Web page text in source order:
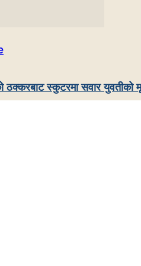
ठक्करबाट स्कुटरमा सवार युवतीको